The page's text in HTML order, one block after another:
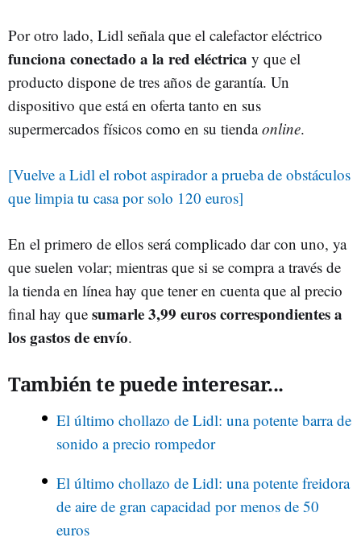
Por otro lado, Lidl señala que el calefactor eléctrico
funciona conectado a la red eléctrica y que el
producto dispone de tres años de garantía. Un
dispositivo que está en oferta tanto en sus
supermercados físicos como en su tiendaonline.
[Vuelve a Lidl el robot aspirador a prueba de obstáculos
que limpia tu casa por solo 120 euros]
En el primero de ellos será complicado dar con uno, ya
que suelen volar; mientras que si se compra a través de
la tienda en línea hay que tener en cuenta que al precio
final hay que sumarle 3,99 euros correspondientes a
los gastos de envío.
También te puede interesar...
El último chollazo de Lidl: una potente barra de
sonido a precio rompedor
El último chollazo de Lidl: una potente freidora
de aire de gran capacidad por menos de 50
euros